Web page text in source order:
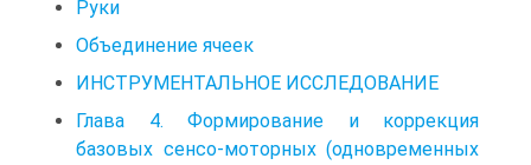
Руки
Объединение ячеек
ИНСТРУМЕНТАЛЬНОЕ ИССЛЕДОВАНИЕ
Глава 4. Формирование и коррекция
базовых сенсо-моторных (одновременных